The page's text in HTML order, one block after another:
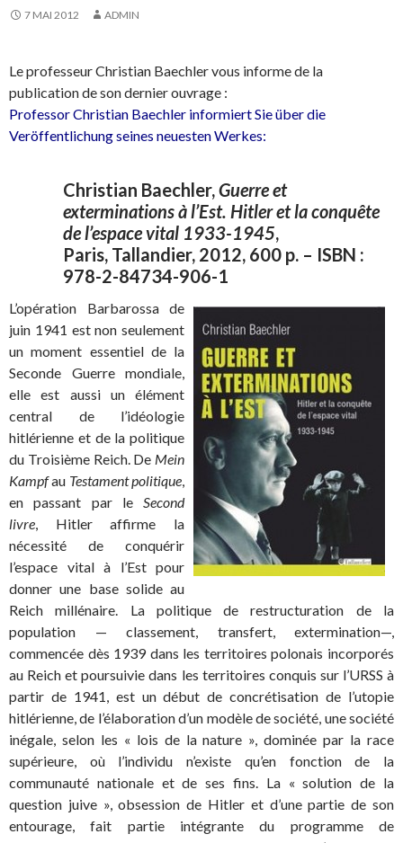
7 MAI 2012 ADMIN
Le professeur Christian Baechler vous informe de la
publication de son dernier ouvrage :
Professor Christian Baechler informiert Sie über die
Veröffentlichung seines neuesten Werkes:
Christian Baechler,Guerre et
exterminations à l’Est. Hitler et la conquête
de l’espace vital 1933-1945,
Paris, Tallandier, 2012, 600 p. – ISBN :
978-2-84734-906-1
L’opération Barbarossa de
juin 1941 est non seulement
un moment essentiel de la
Seconde Guerre mondiale,
elle est aussi un élément
central de l’idéologie
hitlérienne et de la politique
du Troisième Reich. De Mein
Kampfau Testament politique,
en passant par le Second
livre, Hitler affirme la
nécessité de conquérir
l’espace vital à l’Est pour
donner une base solide au
Reich millénaire. La politique de restructuration de la
population — classement, transfert, extermination—,
commencée dès 1939 dans les territoires polonais incorporés
au Reich et poursuivie dans les territoires conquis sur l’URSS à
partir de 1941, est un début de concrétisation de l’utopie
hitlérienne, de l’élaboration d’un modèle de société, une société
inégale, selon les « lois de la nature », dominée par la race
supérieure, où l’individu n’existe qu’en fonction de la
communauté nationale et de ses fins. La « solution de la
question juive », obsession de Hitler et d’une partie de son
entourage, fait partie intégrante du programme de